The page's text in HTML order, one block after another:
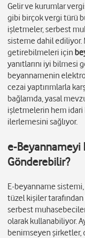
Gelir ve kurumlar
gibi birçok vergi türü
işletmeler, serbest
sisteme dahil
getirebilmeleri için
yanıtlarını iyi bilmesi
beyannamenin
cezai yaptırımlarla
bağlamda, yasal
işletmelerin hem idari
ilerlemesini sağlıyor.
e-
Gönderebilir?
E-beyanname
tüzel kişiler
serbest
olarak kullanabiliyor.
benimseyen